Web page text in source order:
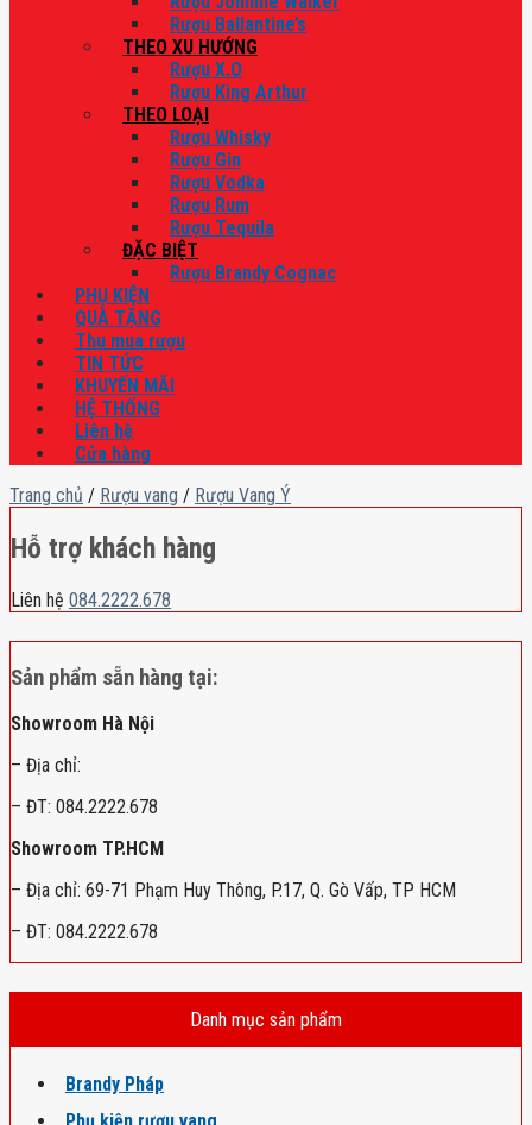
Rượu Ballantine’s
THEO XU HƯỚNG
Rượu X.O
Rượu King Arthur
THEO LOẠI
Rượu Whisky
Rượu Gin
Rượu Vodka
Rượu Rum
Rượu Tequila
ĐẶC BIỆT
Rượu Brandy Cognac
PHỤ KIỆN
QUÀ TẶNG
Thu mua rượu
TIN TỨC
KHUYẾN MÃI
HỆ THỐNG
Liên hệ
Cửa hàng
Trang chủ / Rượu vang / Rượu Vang Ý
Hỗ trợ khách hàng
Liên hệ 084.2222.678
Sản phẩm sẵn hàng tại:
Showroom Hà Nội
– Địa chỉ:
– ĐT: 084.2222.678
Showroom TP.HCM
– Địa chỉ: 69-71 Phạm Huy Thông, P.17, Q. Gò Vấp, TP HCM
– ĐT: 084.2222.678
Danh mục sản phẩm
Brandy Pháp